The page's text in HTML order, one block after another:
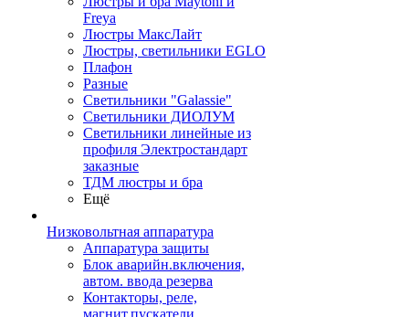
Freya
Люстры МаксЛайт
Люстры, светильники EGLO
Плафон
Разные
Светильники "Galassie"
Светильники ДИОЛУМ
Светильники линейные из
профиля Электростандарт
заказные
ТДМ люстры и бра
Ещё
Низковольтная аппаратура
Аппаратура защиты
Блок аварийн.включения,
автом. ввода резерва
Контакторы, реле,